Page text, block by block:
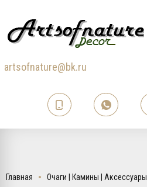
artsofnature@bk.ru
Главная Очаги | Камины | Аксессуары